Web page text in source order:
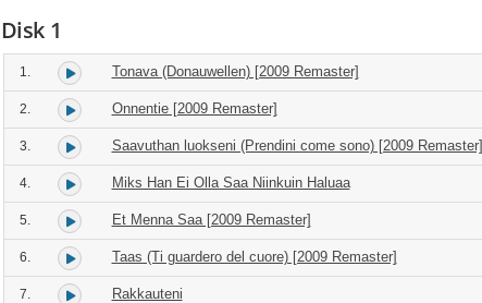
Disk 1
1. Tonava (Donauwellen) [2009 Remaster]
2. Onnentie [2009 Remaster]
3. Saavuthan luokseni (Prendini come sono) [2009 Remaster]
4. Miks Han Ei Olla Saa Niinkuin Haluaa
5. Et Menna Saa [2009 Remaster]
6. Taas (Ti guardero del cuore) [2009 Remaster]
7. Rakkauteni